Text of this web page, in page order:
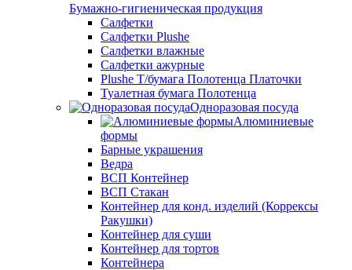
Бумажно-гигиеническая продукция
Салфетки
Салфетки Plushe
Салфетки влажные
Салфетки ажурные
Plushe Т/бумага Полотенца Платочки
Туалетная бумага Полотенца
Одноразовая посуда
Алюминиевые
формы
Барные украшения
Ведра
ВСП Контейнер
ВСП Стакан
Контейнер для конд. изделий (Коррексы
Ракушки)
Контейнер для суши
Контейнер для тортов
Контейнера